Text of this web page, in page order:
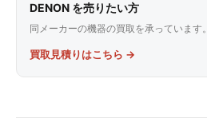
DENON を売りたい方
同メーカーの機器の買取を承っています。
買取見積りはこちら →